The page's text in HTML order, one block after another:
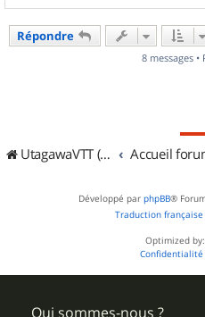
Répondre
8 messages •
UtagawaVTT (Randos VTT et VTTAE avec traces GPS) Accueil
Développé par phpBB®
Traduction
Optimized by:
Confidentialité
Qui sommes-nous ?